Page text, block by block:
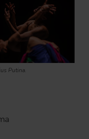
Putina.